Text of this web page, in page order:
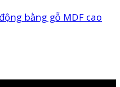
bằng gỗ MDF cao